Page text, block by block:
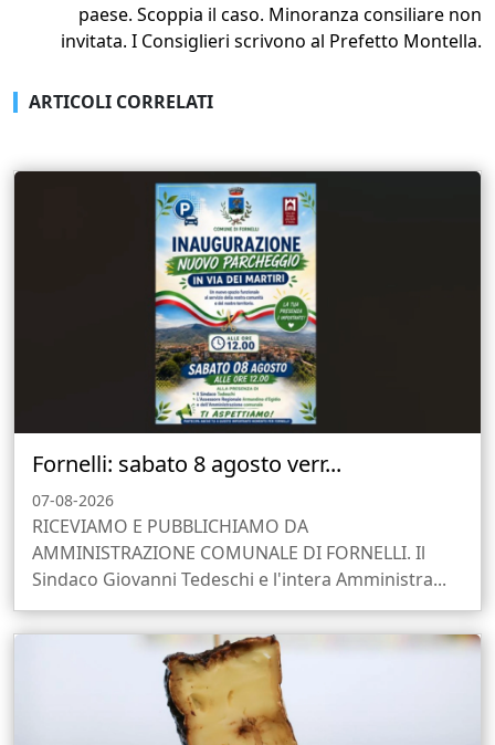
paese. Scoppia il caso. Minoranza consiliare non
invitata. I Consiglieri scrivono al Prefetto Montella.
ARTICOLI CORRELATI
Fornelli: sabato 8 agosto verr...
07-08-2026
RICEVIAMO E PUBBLICHIAMO DA
AMMINISTRAZIONE COMUNALE DI FORNELLI. Il
Sindaco Giovanni Tedeschi e l'intera Amministra...